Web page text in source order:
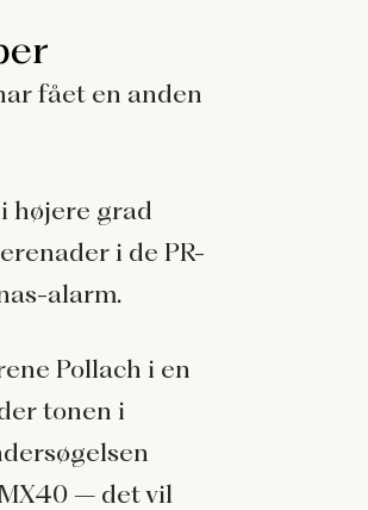
fået en anden
højere grad
i de PR-
alarm.
Pollach i en
tonen i
– det vil